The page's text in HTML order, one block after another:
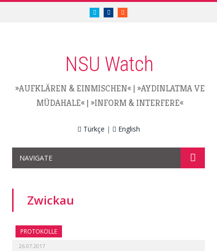
twitter.com/nsuwatch
facebook.com/nsuwatch
RSS
NSU Watch
»AUFKLÄREN & EINMISCHEN« | »AYDINLATMA VE
MÜDAHALE« | »INFORM & INTERFERE«
Türkçe | English
NAVIGATE
Zwickau
PROTOKOLLE
26.07.2017